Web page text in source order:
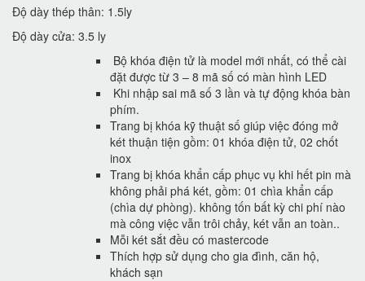
Độ dày thép thân: 1.5ly
Độ dày cửa: 3.5 ly
Bộ khóa điện tử là model mới nhất, có thể cài
đặt được từ 3 – 8 mã số có màn hình LED
Khi nhập sai mã số 3 lần và tự động khóa bàn
phím.
Trang bị khóa kỹ thuật số giúp việc đóng mở
két thuận tiện gồm: 01 khóa điện tử, 02 chốt
inox
Trang bị khóa khẩn cấp phục vụ khi hết pin mà
không phải phá két, gồm: 01 chìa khẩn cấp
(chìa dự phòng). không tốn bất kỳ chi phí nào
mà công việc vẫn trôi chảy, két vẫn an toàn..
Mỗi két sắt đều có mastercode
Thích hợp sử dụng cho gia đình, căn hộ,
khách sạn